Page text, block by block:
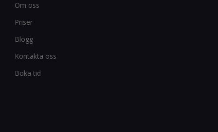
Om oss
Priser
Blogg
Kontakta oss
Boka tid